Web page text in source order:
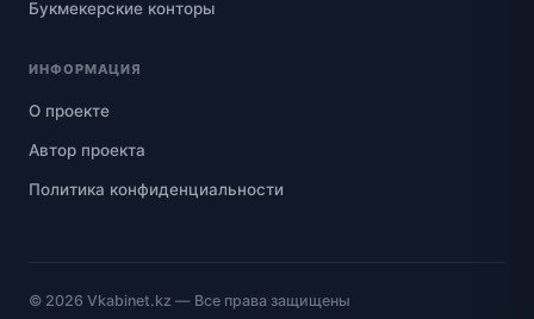
Букмекерские конторы
ИНФОРМАЦИЯ
О проекте
Автор проекта
Политика конфиденциальности
© 2026 Vkabinet.kz — Все права защищены